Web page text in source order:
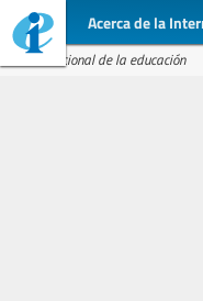
Acerca de la
Internacional de la educación